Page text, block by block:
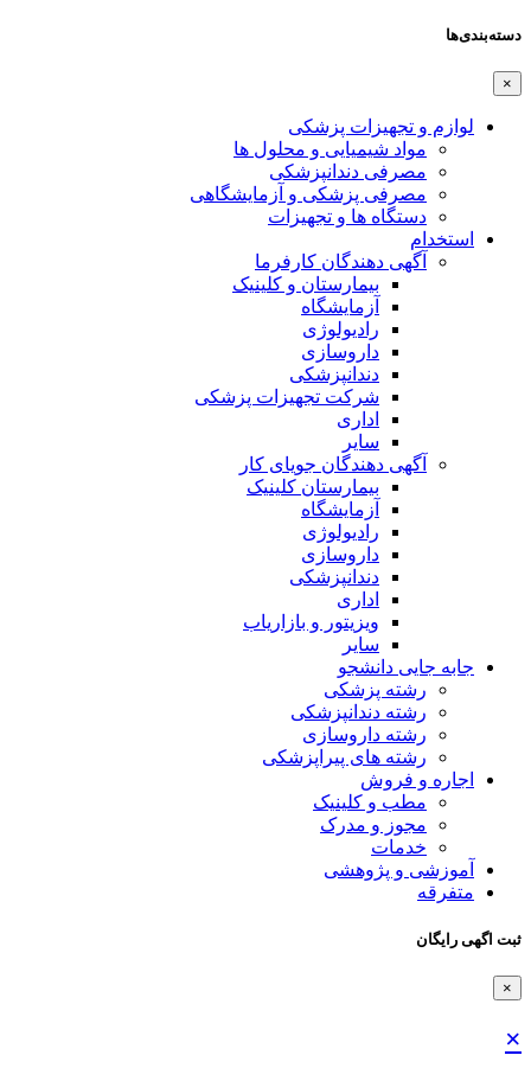
دسته‌بندی‌ها
×
لوازم و تجهیزات پزشکی
مواد شیمیایی و محلول ها
مصرفی دندانپزشکی
مصرفی پزشکی و آزمایشگاهی
دستگاه ها و تجهیزات
استخدام
آگهی دهندگان کارفرما
بیمارستان و کلینیک
آزمایشگاه
رادیولوژی
داروسازی
دندانپزشکی
شرکت تجهیزات پزشکی
اداری
سایر
آگهی دهندگان جویای کار
بیمارستان کلینیک
آزمایشگاه
رادیولوژی
داروسازی
دندانپزشکی
اداری
ویزیتور و بازاریاب
سایر
جابه جایی دانشجو
رشته پزشکی
رشته دندانپزشکی
رشته داروسازی
رشته های پیراپزشکی
اجاره و فروش
مطب و کلینیک
مجوز و مدرک
خدمات
آموزشی و پژوهشی
متفرقه
ثبت اگهی رایگان
×
×